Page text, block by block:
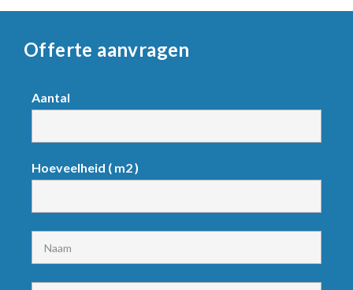
Offerte aanvragen
Request
Aantal
Hoeveelheid ( m2 )